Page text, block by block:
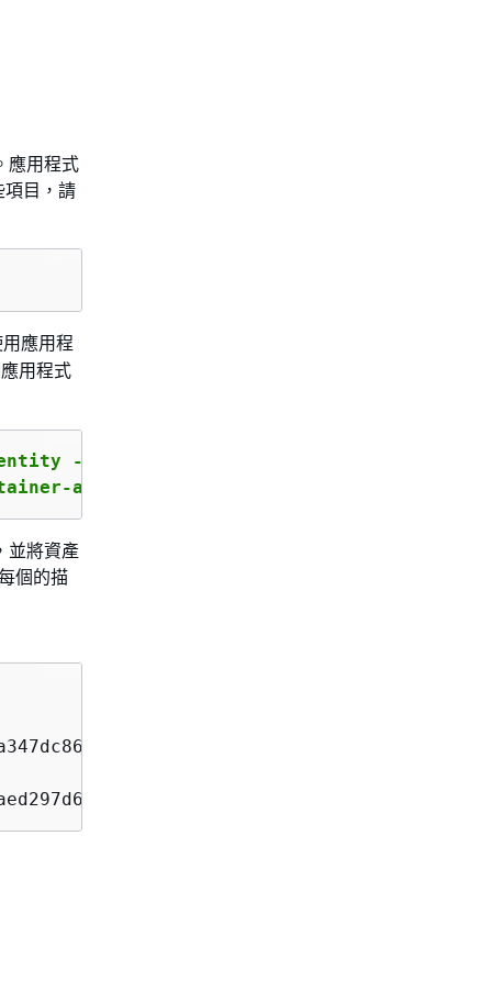
應用程式
項目，請
應用程
用程式
--output text --query 'Account')
asset-name code_asset --package-path
並將資產
個的描